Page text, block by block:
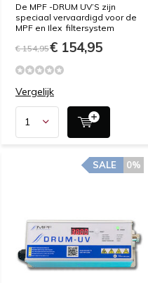
De MPF -DRUM UV’S zijn
speciaal vervaardigd voor de
MPF en Ilex filtersystem
€ 154,95€ 154,95
Vergelijk
0%
SALE